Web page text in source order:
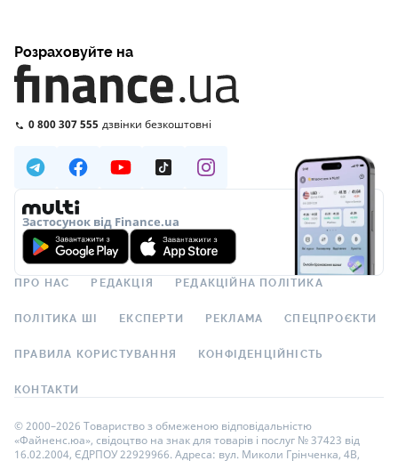
Розраховуйте на
0 800 307 555 дзвінки безкоштовні
Застосунок від Finance.ua
ПРО НАС РЕДАКЦІЯ РЕДАКЦІЙНА ПОЛІТИКА
ПОЛІТИКА ШІ ЕКСПЕРТИ РЕКЛАМА СПЕЦПРОЄКТИ
ПРАВИЛА КОРИСТУВАННЯ КОНФІДЕНЦІЙНІСТЬ
КОНТАКТИ
© 2000–2026 Товариство з обмеженою відповідальністю
«Файненс.юа», свідоцтво на знак для товарів і послуг № 37423 від
16.02.2004, ЄДРПОУ 22929966. Адреса: вул. Миколи Грінченка, 4В,